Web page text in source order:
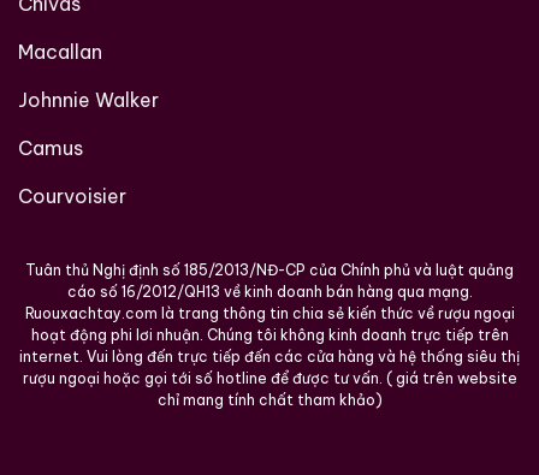
Macallan
Johnnie Walker
Camus
Courvoisier
Tuân thủ Nghị định số 185/2013/NĐ-CP của Chính phủ và luật quảng
cáo số 16/2012/QH13 về kinh doanh bán hàng qua mạng.
Ruouxachtay.com là trang thông tin chia sẻ kiến thức về rượu ngoại
hoạt động phi lơi nhuận. Chúng tôi không kinh doanh trực tiếp trên
internet. Vui lòng đến trực tiếp đến các cửa hàng và hệ thống siêu thị
rượu ngoại hoặc gọi tới số hotline để được tư vấn. ( giá trên website
chỉ mang tính chất tham khảo)